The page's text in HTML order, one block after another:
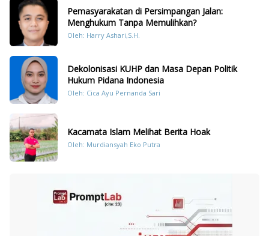
Pemasyarakatan di Persimpangan Jalan:
Menghukum Tanpa Memulihkan?
Oleh: Harry Ashari,S.H.
Dekolonisasi KUHP dan Masa Depan Politik
Hukum Pidana Indonesia
Oleh: Cica Ayu Pernanda Sari
Kacamata Islam Melihat Berita Hoak
Oleh: Murdiansyah Eko Putra